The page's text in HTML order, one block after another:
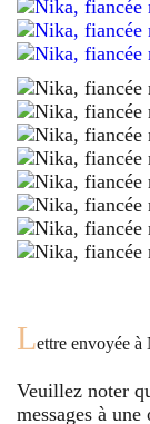
Lettre envoyée à
Veuillez noter
messages à